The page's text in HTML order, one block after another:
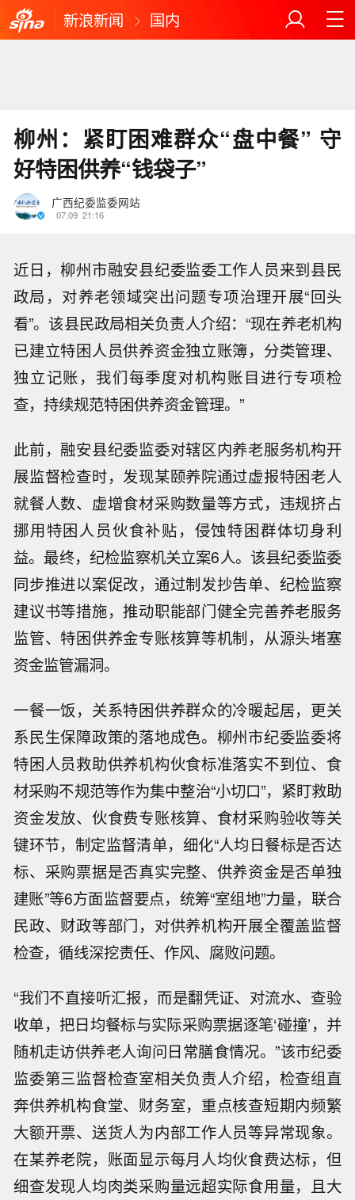
新浪新闻 国内
柳州：紧盯困难群众“盘中餐” 守
好特困供养“钱袋子”
广西纪委监委网站
07.09 21:16
近日，柳州市融安县纪委监委工作人员来到县民
政局，对养老领域突出问题专项治理开展“回头
看”。该县民政局相关负责人介绍：“现在养老机构
已建立特困人员供养资金独立账簿，分类管理、
独立记账，我们每季度对机构账目进行专项检
查，持续规范特困供养资金管理。”
此前，融安县纪委监委对辖区内养老服务机构开
展监督检查时，发现某颐养院通过虚报特困老人
就餐人数、虚增食材采购数量等方式，违规挤占
挪用特困人员伙食补贴，侵蚀特困群体切身利
益。最终，纪检监察机关立案6人。该县纪委监委
同步推进以案促改，通过制发抄告单、纪检监察
建议书等措施，推动职能部门健全完善养老服务
监管、特困供养金专账核算等机制，从源头堵塞
资金监管漏洞。
一餐一饭，关系特困供养群众的冷暖起居，更关
系民生保障政策的落地成色。柳州市纪委监委将
特困人员救助供养机构伙食标准落实不到位、食
材采购不规范等作为集中整治“小切口”，紧盯救助
资金发放、伙食费专账核算、食材采购验收等关
键环节，制定监督清单，细化“人均日餐标是否达
标、采购票据是否真实完整、供养资金是否单独
建账”等6方面监督要点，统筹“室组地”力量，联合
民政、财政等部门，对供养机构开展全覆盖监督
检查，循线深挖责任、作风、腐败问题。
“我们不直接听汇报，而是翻凭证、对流水、查验
收单，把日均餐标与实际采购票据逐笔‘碰撞’，并
随机走访供养老人询问日常膳食情况。”该市纪委
监委第三监督检查室相关负责人介绍，检查组直
奔供养机构食堂、财务室，重点核查短期内频繁
大额开票、送货人为内部工作人员等异常现象。
在某养老院，账面显示每月人均伙食费达标，但
细查发现人均肉类采购量远超实际食用量，且大